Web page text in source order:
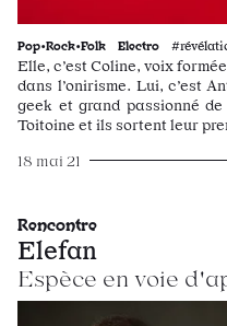
Pop•Rock•Folk Electro
Elle, c’est Coline, voix
dans l’onirisme. Lui, c’est
geek et grand passionné
Toitoine et ils sortent leur
18 mai 21
Rencontre
Elefan
Espèce en voie